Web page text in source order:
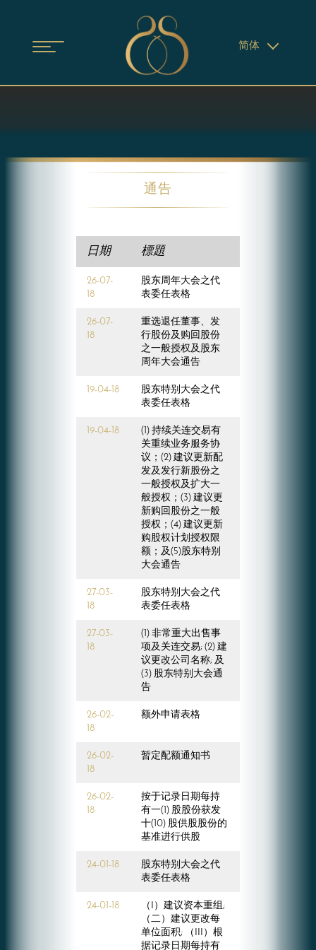
简体
通告
日期 標題
26-07-
18
股东周年大会之代
表委任表格
26-07-
18
重选退任董事、发
行股份及购回股份
之一般授权及股东
周年大会通告
19-04-18
股东特别大会之代
表委任表格
19-04-18
(1) 持续关连交易有
关重续业务服务协
议；(2) 建议更新配
发及发行新股份之
一般授权及扩大一
般授权；(3) 建议更
新购回股份之一般
授权；(4) 建议更新
购股权计划授权限
额；及(5)股东特别
大会通告
27-03-
18
股东特别大会之代
表委任表格
27-03-
18
(1) 非常重大出售事
项及关连交易; (2) 建
议更改公司名称; 及
(3) 股东特别大会通
告
26-02-
18
额外申请表格
26-02-
18
暂定配额通知书
26-02-
18
按于记录日期每持
有一(1) 股股份获发
十(10) 股供股股份的
基准进行供股
24-01-18
股东特别大会之代
表委任表格
24-01-18
（I）建议资本重组;
（二）建议更改每
单位面积; （III）根
据记录日期每持有